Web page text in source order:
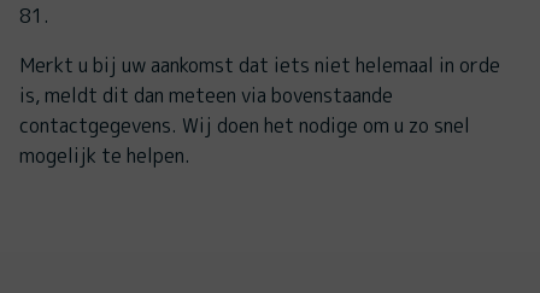
81.
Merkt u bij uw aankomst dat iets niet helemaal in orde
is, meldt dit dan meteen via bovenstaande
contactgegevens. Wij doen het nodige om u zo snel
mogelijk te helpen.